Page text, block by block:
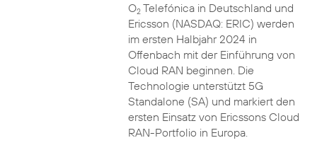
O2Telefónica in Deutschland und
Ericsson (NASDAQ: ERIC) werden
im ersten Halbjahr 2024 in
Offenbach mit der Einführung von
Cloud RAN beginnen. Die
Technologie unterstützt 5G
Standalone (SA) und markiert den
ersten Einsatz von Ericssons Cloud
RAN-Portfolio in Europa.